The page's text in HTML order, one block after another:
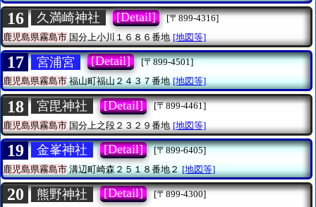
16 久満崎神社 [Detail]
[〒899-4316]
鹿児島県霧島市 国分上小川１６８６番地 [地図等]
17 宮浦宮 [Detail]
[〒899-4501]
鹿児島県霧島市福山町福山２４３７番地 [地図等]
18 宮毘神社 [Detail]
[〒899-4461]
鹿児島県霧島市 国分上之段２３２９番地 [地図等]
19 金峯神社 [Detail]
[〒899-6405]
鹿児島県霧島市溝辺町崎森２５１８番地２ [地図等]
20 熊野神社 [Detail]
[〒899-4300]